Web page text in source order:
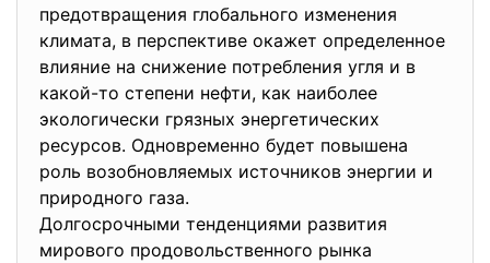
предотвращения глобального изменения
климата, в перспективе окажет определенное
влияние на снижение потребления угля и в
какой-то степени нефти, как наиболее
экологически грязных энергетических
ресурсов. Одновременно будет повышена
роль возобновляемых источников энергии и
природного газа.
Долгосрочными тенденциями развития
мирового продовольственного рынка